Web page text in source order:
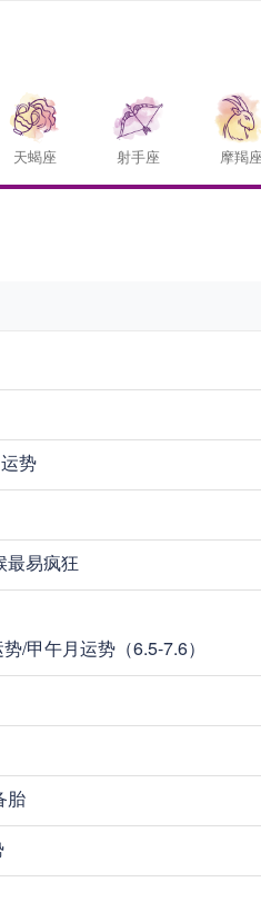
天蝎座 射手座 摩羯
势
最易疯狂
/甲午月运势（6.5-7.6）
胎